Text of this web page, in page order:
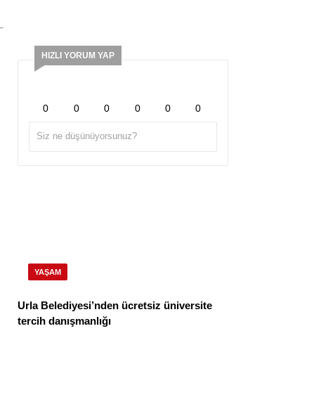
HIZLI YORUM YAP
0 0 0 0 0 0
YAŞAM
Urla Belediyesi’nden ücretsiz üniversite
tercih danışmanlığı